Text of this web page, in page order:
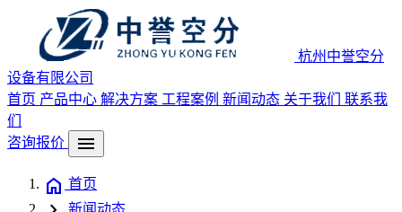
杭州中誉空分
设备有限公司
首页 产品中心 解决方案 工程案例 新闻动态 关于我们 联系我
们
咨询报价
menu
home 首页
新闻动态